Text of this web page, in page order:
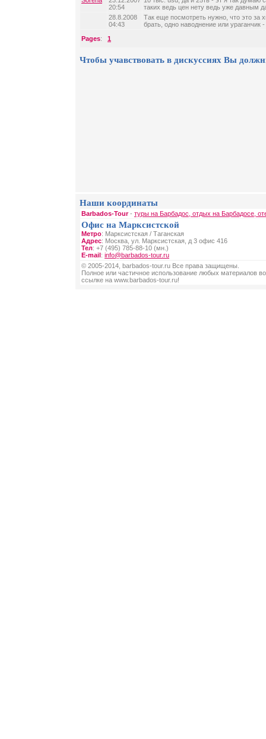
20:54
таких ведь цен нету ведь уже давным
28.8.2008
04:43
Так еще посмотреть нужно, что это за
брать, одно наводнение или ураганчик
Pages: 1
Чтобы учавствовать в дискуссиях Вы
Наши координаты
Barbados-Tour- туры на Барбадос, отдых на Барбадосе,
Офис на Марксистской
Метро: Марксистская / Таганская
Адрес: Москва, ул. Марксистская, д 3 офис 416
Тел: +7 (495) 785-88-10 (мн.)
E-mail: info@barbados-tour.ru
© 2005-2014, barbados-tour.ru Все права защищены.
Полное или частичное использование любых материалов
ссылке на www.barbados-tour.ru!